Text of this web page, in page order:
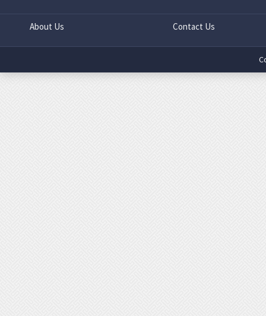
About Us Contact Us